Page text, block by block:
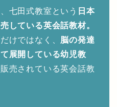
七田式教室という 日本
している英会話教材。
けではなく、 脳の発達
展開している幼児教
売されている英会話教